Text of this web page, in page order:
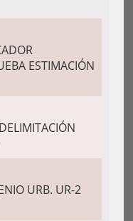
ESTIMACIÓN
URB. UR-2